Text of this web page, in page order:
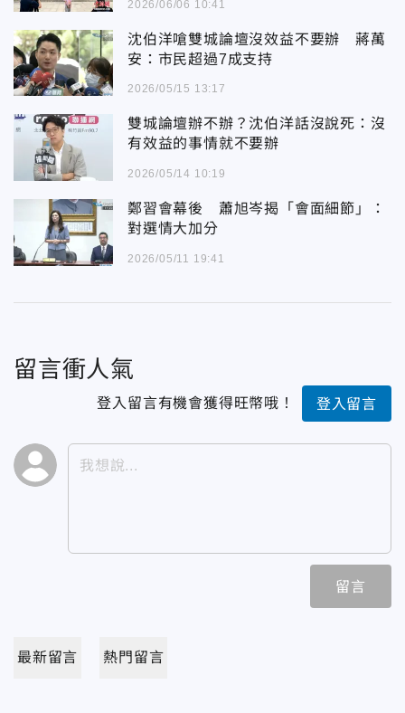
2026/06/06 10:41
沈伯洋嗆雙城論壇沒效益不要辦 蔣萬
安：市民超過7成支持
2026/05/15 13:17
雙城論壇辦不辦？沈伯洋話沒說死：沒
有效益的事情就不要辦
2026/05/14 10:19
鄭習會幕後 蕭旭岑揭「會面細節」：
對選情大加分
2026/05/11 19:41
留言衝人氣
登入留言有機會獲得旺幣哦！ 登入留言
留言
最新留言 熱門留言